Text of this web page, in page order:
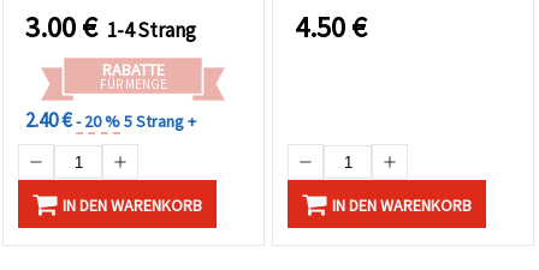
3.00€ 1-4 Strang
RABATTE
FÜR MENGE
2.40 €- 20 %5 Strang +
IN DEN WARENKORB
& Fädelzubehör für
Schmuckherstellung,
4.50€
IN DEN WARENKORB